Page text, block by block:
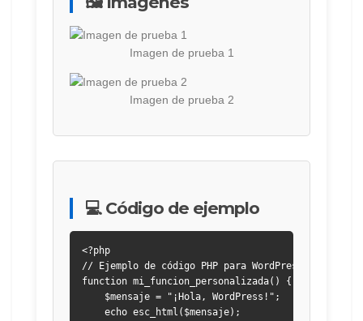
Imagen de prueba 1
Imagen de prueba 2
💻 Código de ejemplo
<?php
// Ejemplo de código PHP para WordPress
function mi_funcion_personalizada() {
    $mensaje = "¡Hola, WordPress!";
    echo esc_html($mensaje);